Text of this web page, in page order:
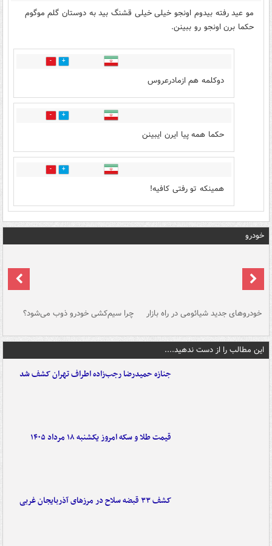
خستوم
۱۰:۳۷ - ۱۴۰۴/۰۲/۰۸
مو عید رفته بیدوم اونجو خیلی خیلی قشنگ بید به دوستان گلم موگوم
حکما برن اونجو رو ببینن.
1
دوکلمه هم ازمادرعروس
0
حکما همه پیا ایرن ایبینن
0
همینکه تو رفتی کافیه!
خودرو
خودروهای جدید شیائومی در راه بازار چرا سیم‌کشی خودرو ذوب می‌شود؟
این مطالب را از دست ندهید....
جنازه حمیدرضا رجب‌زاده اطراف تهران کشف شد
قیمت طلا و سکه امروز یکشنبه ۱۸ مرداد ۱۴۰۵
کشف ۳۳ قبضه سلاح در مرزهای آذربایجان غربی